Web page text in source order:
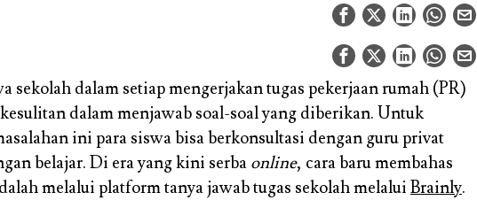
sekolah dalam setiap mengerjakan tugas pekerjaan rumah (PR)
dalam menjawab soal-soal yang diberikan. Untuk
ini para siswa bisa berkonsultasi dengan guru privat
belajar. Di era yang kini serba online, cara baru membahas
melalui platform tanya jawab tugas sekolah melalui Brainly.